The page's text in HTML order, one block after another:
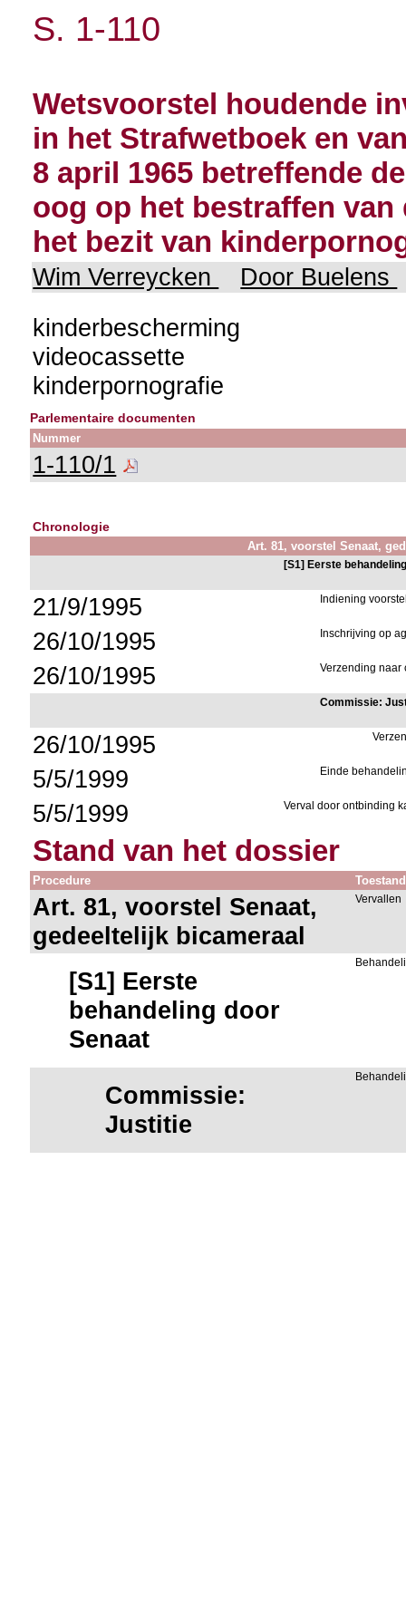
S. 1-110
Wetsvoorstel houdende
in het Strafwetboek en
8 april 1965 betreffende
oog op het bestraffen van
het bezit van
Wim Verreycken
Door Buelens
kinderbescherming
videocassette
kinderpornografie
Parlementaire documenten
Nummer
1-110/1
Chronologie
Art. 81, voorstel Senaat,
[S1] Eerste
21/9/1995 Indiening
26/10/1995 Inschrijving op
26/10/1995 Verzending naar
Commissie:
26/10/1995
5/5/1999 Einde
5/5/1999 Verval door ontbinding
Stand van het dossier
Procedure Toestand
Art. 81, voorstel Senaat,
gedeeltelijk bicameraal
Vervallen
[S1] Eerste
behandeling door
Senaat
Commissie:
Justitie